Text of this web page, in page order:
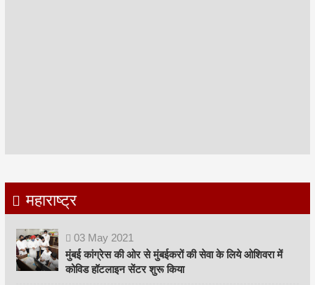
महाराष्ट्र
03 May 2021
मुंबई कांग्रेस की ओर से मुंबईकरों की सेवा के लिये ओशिवरा में
कोविड हॉटलाइन सेंटर शुरू किया